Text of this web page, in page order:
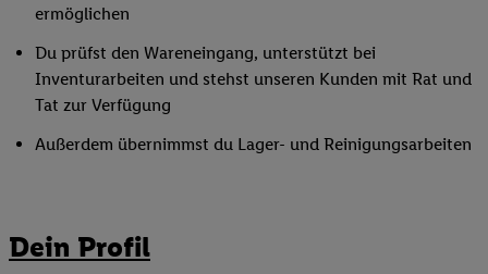
ermöglichen
Du prüfst den Wareneingang, unterstützt bei
Inventurarbeiten und stehst unseren Kunden mit Rat und
Tat zur Verfügung
Außerdem übernimmst du Lager- und Reinigungsarbeiten
Dein Profil